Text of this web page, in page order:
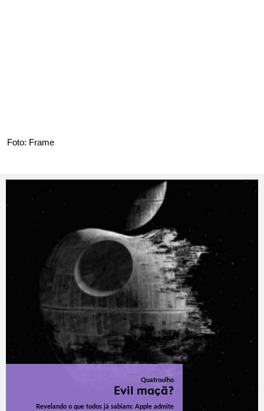
Foto: Frame
Quatroolho
Evil maçã?
Revelando o que todos já sabiam: Apple admite